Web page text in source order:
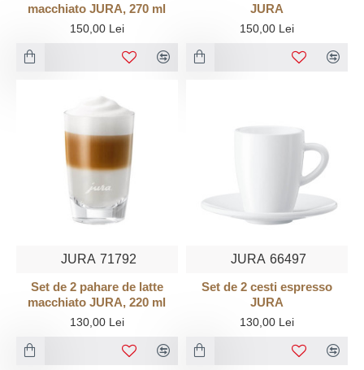
macchiato JURA, 270 ml
150,00 Lei
JURA
150,00 Lei
JURA 71792
Set de 2 pahare de latte
macchiato JURA, 220 ml
130,00 Lei
JURA 66497
Set de 2 cesti espresso
JURA
130,00 Lei